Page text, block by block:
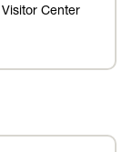
Center